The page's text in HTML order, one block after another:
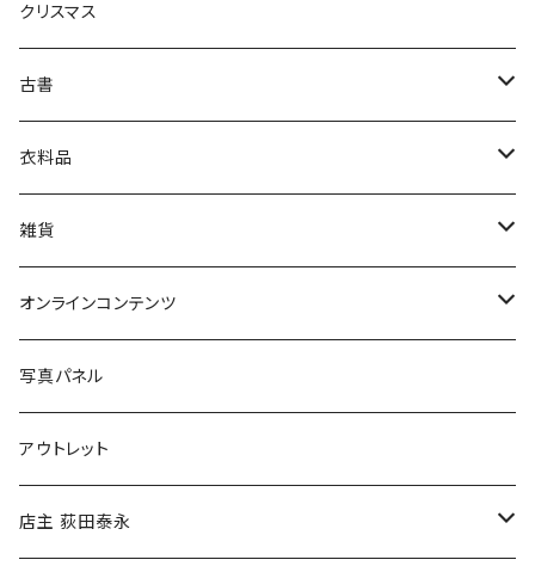
芸術・絵画・写真
絵本・児童書
娯楽・エンターテインメント
クリスマス
古書
古書セット
美術
衣料品
POLEWARDS
Tシャツ
雑貨
バッグ
ブックカバー
マグカップ
傘
オンラインコンテンツ
冒険クロストーク
写真パネル
アウトレット
店主 荻田泰永